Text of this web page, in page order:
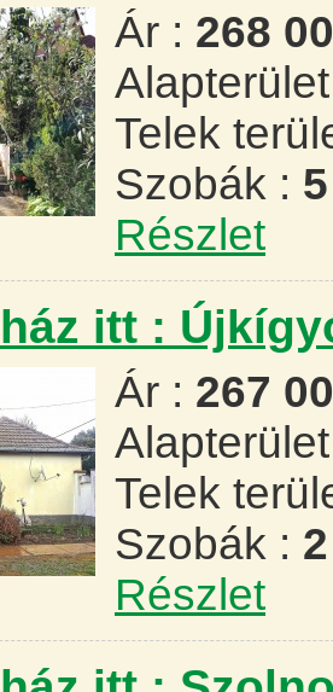
Ár : 268
Telek
Szobák : 5
Részlet
itt :
Ár : 267
Telek
Szobák : 2
Részlet